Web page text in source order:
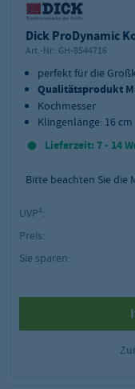
Dick ProDynamic
Art.-Nr.: GH-8544716
perfekt für die
Qualitätsprodukt
Kochmesser
Klingenlänge: 16 cm
Lieferzeit: 7 - 14
Bitte beachten Sie die
UVP²:
Preis:
Sie sparen: